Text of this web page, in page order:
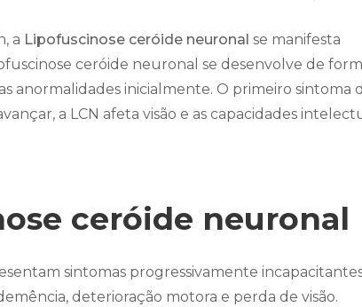
a Lipofuscinose ceróide neuronal se manifesta
ceróide neuronal se desenvolve de
anormalidades inicialmente. O primeiro sintoma
a LCN afeta visão e as capacidades
ceróide neuronal
sintomas progressivamente
deterioração motora e perda de visão.